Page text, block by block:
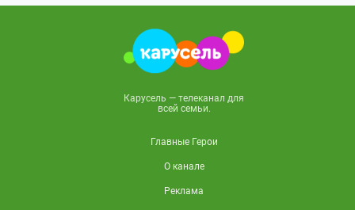
Карусель — телеканал для
всей семьи.
Главные Герои
О канале
Реклама